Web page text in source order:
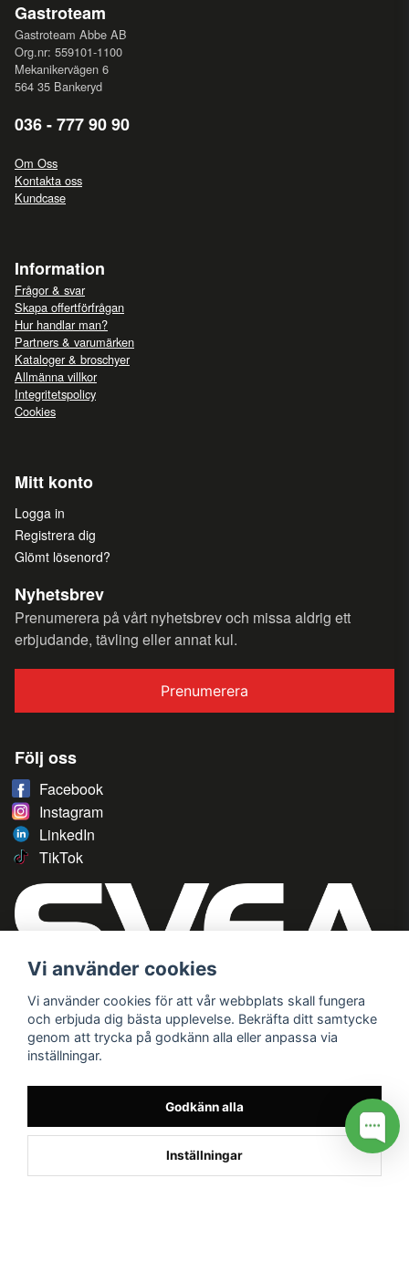
Gastroteam
Gastroteam Abbe AB
Org.nr: 559101-1100
Mekanikervägen 6
564 35 Bankeryd
036 - 777 90 90
Om Oss
Kontakta oss
Kundcase
Information
Frågor & svar
Skapa offertförfrågan
Hur handlar man?
Partners & varumärken
Kataloger & broschyer
Allmänna villkor
Integritetspolicy
Cookies
Mitt konto
Logga in
Registrera dig
Glömt lösenord?
Nyhetsbrev
Prenumerera på vårt nyhetsbrev och missa aldrig ett
erbjudande, tävling eller annat kul.
Prenumerera
Följ oss
Facebook
Instagram
LinkedIn
TikTok
Vi använder cookies
Vi använder cookies för att vår webbplats skall fungera
och erbjuda dig bästa upplevelse. Bekräfta ditt samtycke
genom att trycka på godkänn alla eller anpassa via
inställningar.
Godkänn alla
Inställningar